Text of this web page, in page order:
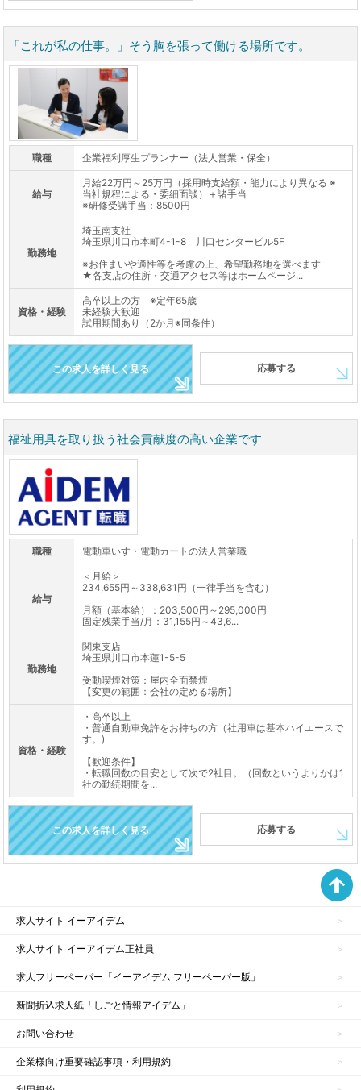
「これが私の仕事。」そう胸を張って働ける場所です。
職種 企業福利厚生プランナー（法人営業・保全）
給与
月給22万円～25万円（採用時支給額・能力により異なる ※
当社規程による・委細面談）＋諸手当
※研修受講手当：8500円
勤務地
埼玉南支社
埼玉県川口市本町4-1-8 川口センタービル5F
※お住まいや適性等を考慮の上、希望勤務地を選べます
★各支店の住所・交通アクセス等はホームページ...
資格・経験
高卒以上の方 ※定年65歳
未経験大歓迎
試用期間あり（2か月※同条件）
この求人を詳しく見る 応募する
福祉用具を取り扱う社会貢献度の高い企業です
職種 電動車いす・電動カートの法人営業職
給与
＜月給＞
234,655円～338,631円（一律手当を含む）
月額（基本給）：203,500円～295,000円
固定残業手当/月：31,155円～43,6...
勤務地
関東支店
埼玉県川口市本蓮1-5-5
受動喫煙対策：屋内全面禁煙
【変更の範囲：会社の定める場所】
資格・経験
・高卒以上
・普通自動車免許をお持ちの方（社用車は基本ハイエースで
す。)
【歓迎条件】
・転職回数の目安として次で2社目。（回数というよりかは1
社の勤続期間を...
この求人を詳しく見る 応募する
求人サイト イーアイデム
求人サイト イーアイデム正社員
求人フリーペーパー「イーアイデム フリーペーパー版」
新聞折込求人紙「しごと情報アイデム」
お問い合わせ
企業様向け重要確認事項・利用規約